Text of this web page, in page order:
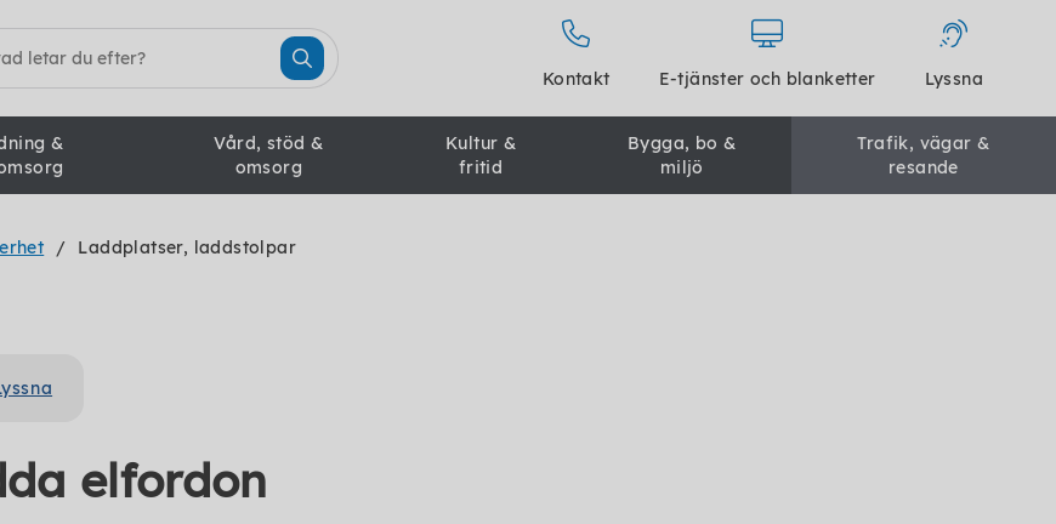
Kontakt E-tjänster och blanketter Lyssna
&
Vård, stöd &
omsorg
Kultur &
fritid
Bygga, bo &
miljö
Trafik, vägar &
resande
Laddplatser, laddstolpar
elfordon